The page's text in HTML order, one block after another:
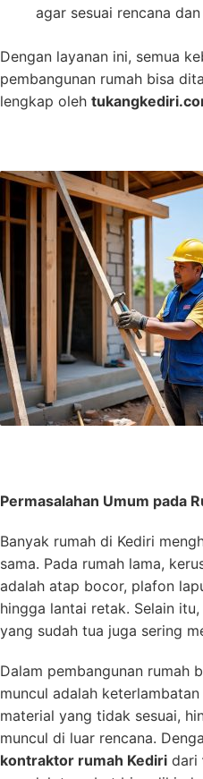
agar sesuai rencana
Dengan layanan ini, semua
pembangunan rumah bisa
lengkap oleh
Permasalahan Umum pada
Banyak rumah di Kediri
sama. Pada rumah lama,
adalah atap bocor, plafon
hingga lantai retak. Selain
yang sudah tua juga sering
Dalam pembangunan rumah
muncul adalah
material yang tidak sesuai,
muncul di luar rencana.
kontraktor rumah Kediri dari